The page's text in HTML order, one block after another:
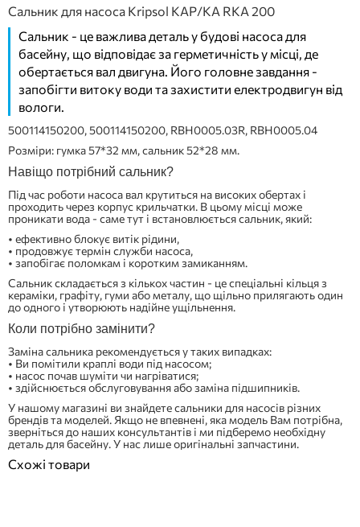
Сальник для насоса Kripsol KAP/KA RKA 200
Сальник - це важлива деталь у будові насоса для
басейну, що відповідає за герметичність у місці, де
обертається вал двигуна. Його головне завдання -
запобігти витоку води та захистити електродвигун від
вологи.
500114150200, 500114150200, RBH0005.03R, RBH0005.04
Розміри: гумка 57*32 мм, сальник 52*28 мм.
Навіщо потрібний сальник?
Під час роботи насоса вал крутиться на високих обертах і
проходить через корпус крильчатки. В цьому місці може
проникати вода - саме тут і встановлюється сальник, який:
• ефективно блокує витік рідини,
• продовжує термін служби насоса,
• запобігає поломкам і коротким замиканням.
Сальник складається з кількох частин - це спеціальні кільця з
кераміки, графіту, гуми або металу, що щільно прилягають один
до одного і утворюють надійне ущільнення.
Коли потрібно замінити?
Заміна сальника рекомендується у таких випадках:
• Ви помітили краплі води під насосом;
• насос почав шуміти чи нагріватися;
• здійснюється обслуговування або заміна підшипників.
У нашому магазині ви знайдете сальники для насосів різних
брендів та моделей. Якщо не впевнені, яка модель Вам потрібна,
зверніться до наших консультантів і ми підберемо необхідну
деталь для басейну. У нас лише оригінальні запчастини.
Схожі товари